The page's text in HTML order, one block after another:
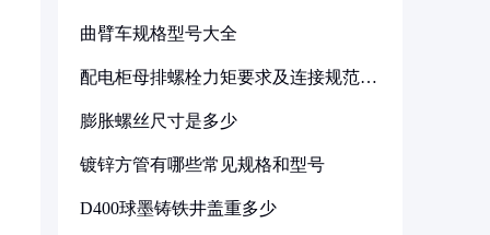
曲臂车规格型号大全
配电柜母排螺栓力矩要求及连接规范详
膨胀螺丝尺寸是多少
镀锌方管有哪些常见规格和型号
D400球墨铸铁井盖重多少